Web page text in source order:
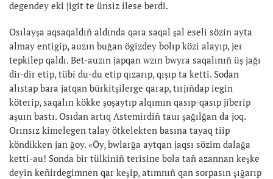
degendey eki jigit te ünsiz ilese berdi.
Osılayşa aqsaqaldıñ aldında qara saqal şal eseli sözin ayta
almay entigip, auzın buğan ögizdey bolıp közi alayıp, jer
tepkilep qaldı. Bet-auzın japqan wzın bwyra saqalınıñ üş jağı
dir-dir etip, tübi du-du etip qızarıp, qışıp ta ketti. Sodan
alıstap bara jatqan bürkitşilerge qarap, tırjıñdap iegin
köterip, saqalın kökke şoşaytıp alqımın qasıp-qasıp jiberip
aşuın bastı. Osıdan artıq Astemirdiñ tauı şağılğan da joq.
Orınsız kimelegen talay ötkelekten basına tayaq tiip
köndikken jan ğoy. «Öy, bwlarğa aytqan jaqsı sözim dalağa
ketti-au! Sonda bir tülkiniñ terisine bola tañ azannan keşke
deyin keñirdegimnen qar keşip, atımnıñ qan sorpasın şığarıp